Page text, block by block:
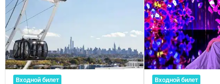
Входной билет Входной билет